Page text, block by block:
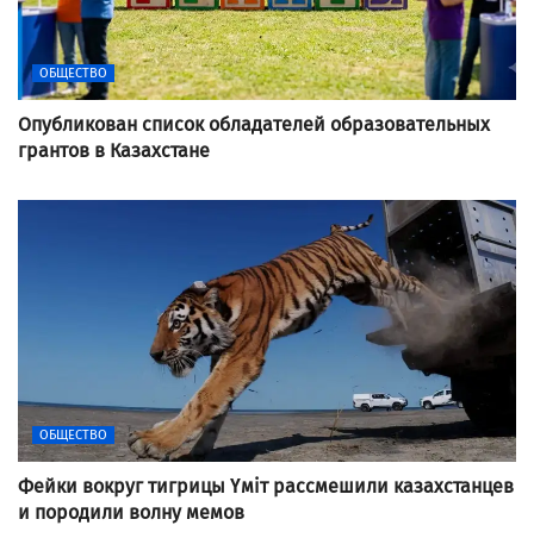
ОБЩЕСТВО
Опубликован список обладателей образовательных
грантов в Казахстане
ОБЩЕСТВО
Фейки вокруг тигрицы Үміт рассмешили казахстанцев
и породили волну мемов